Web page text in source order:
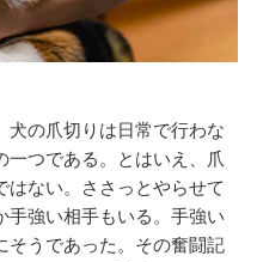
犬の爪切りは日常で行わな
一つである。とはいえ、爪
はない。ささっとやらせて
手強い相手もいる。手強い
そうであった。その奮闘記